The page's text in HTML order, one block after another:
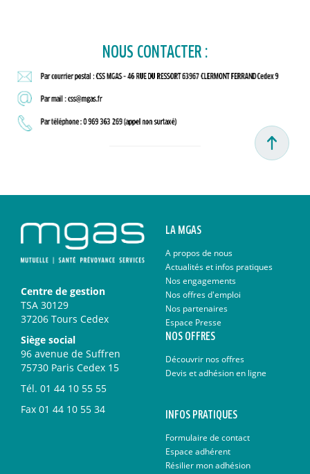
NOUS CONTACTER :
Centre de gestion
TSA 30129
37206 Tours Cedex
Siège social
96 avenue de Suffren
75730 Paris Cedex 15
Tél. 01 44 10 55 55
Fax 01 44 10 55 34
LA MGAS
A propos de nous
Actualités et infos pratiques
Nos engagements
Nos offres d'emploi
Nos partenaires
Espace Presse
NOS OFFRES
Découvrir nos offres
Devis et adhésion en ligne
INFOS PRATIQUES
Formulaire de contact
Espace adhérent
Résilier mon adhésion